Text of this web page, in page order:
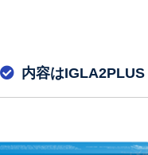
内容はIGLA2PLUS